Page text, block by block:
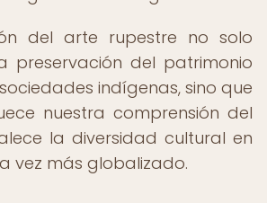
del arte rupestre no solo
preservación del patrimonio
indígenas, sino que
nuestra comprensión del
la diversidad cultural en
vez más globalizado.